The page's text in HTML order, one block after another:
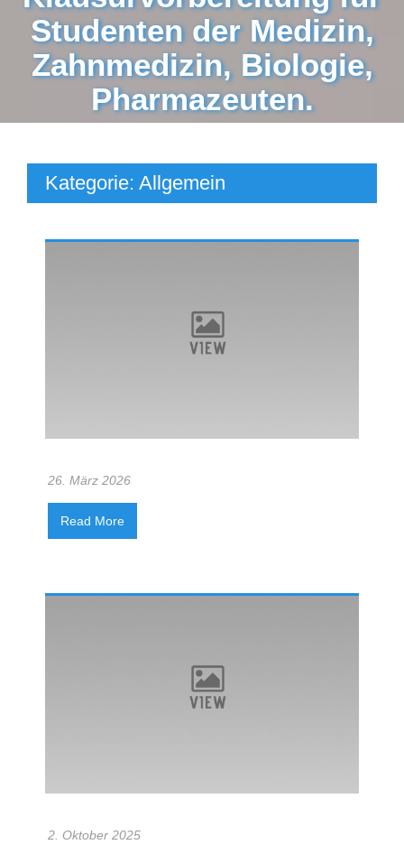
Studenten der Medizin,
Zahnmedizin, Biologie,
Pharmazeuten.
Kategorie: Allgemein
26. März 2026
Read More
2. Oktober 2025